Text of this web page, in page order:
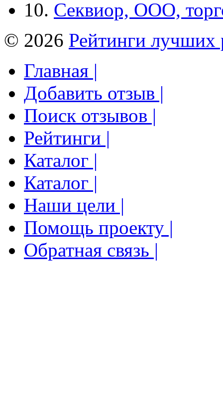
10. Секвиор, ООО,
© 2026 Рейтинги лучших
Главная |
Добавить отзыв |
Поиск отзывов |
Рейтинги |
Каталог |
Каталог |
Наши цели |
Помощь проекту |
Обратная связь |